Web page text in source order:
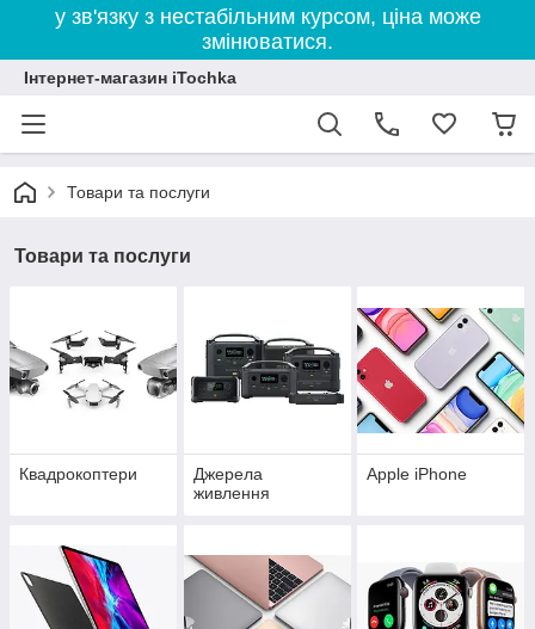
у зв'язку з нестабільним курсом, ціна може
змінюватися.
Інтернет-магазин iTochka
Товари та послуги
Товари та послуги
Квадрокоптери
Джерела
живлення
Apple iPhone